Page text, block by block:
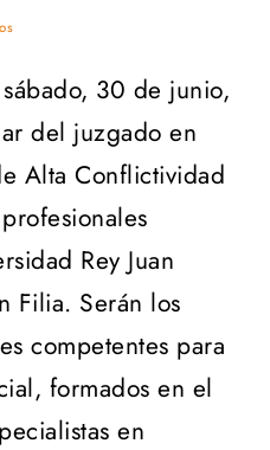
30 de junio,
del juzgado en
Alta Conflictividad
Rey Juan
Filia. Serán los
competentes para
formados en el
en